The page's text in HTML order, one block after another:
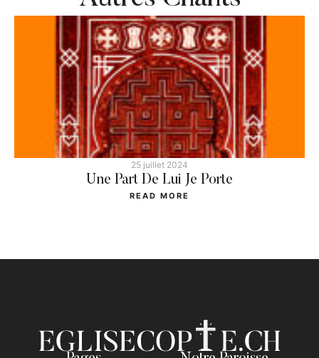
25 juillet 2024
Une Part De Lui Je Porte
READ MORE